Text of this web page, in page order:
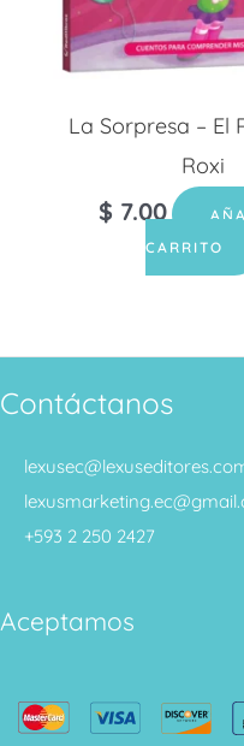
La Sorpresa – El
Roxi
$ 7.00
CARRITO
Contáctanos
+593 2 250 2427
Aceptamos